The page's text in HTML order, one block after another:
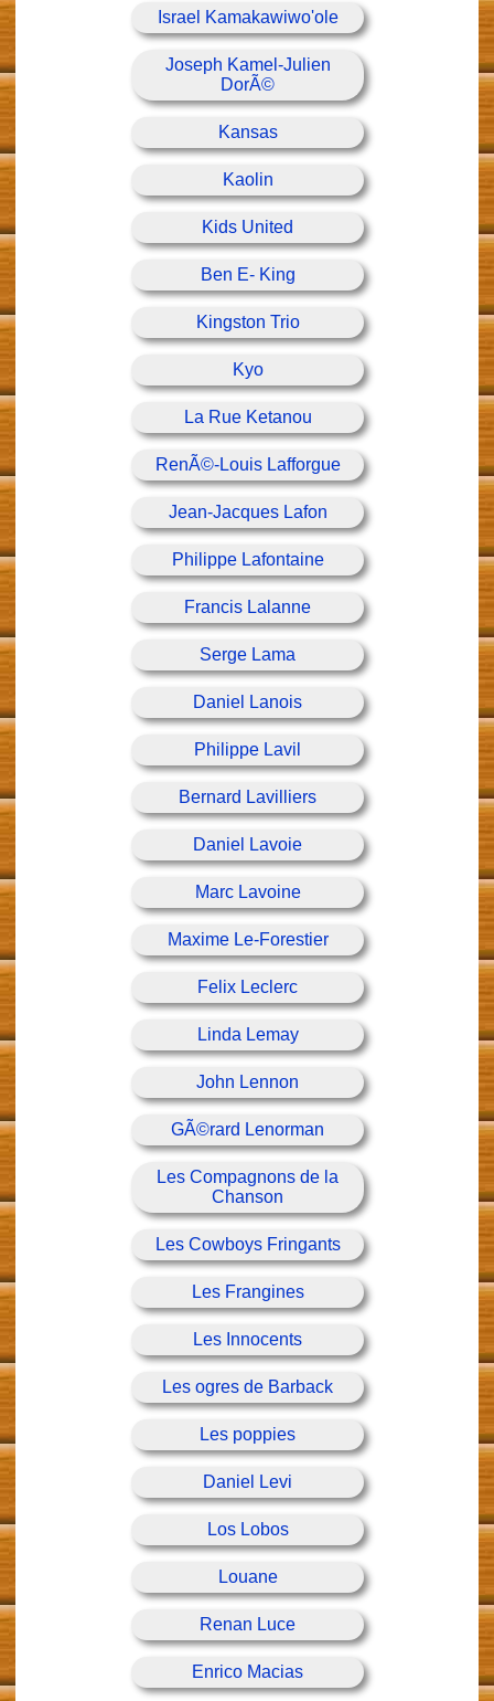
Israel Kamakawiwo'ole
Joseph Kamel-Julien
DorÃ©
Kansas
Kaolin
Kids United
Ben E- King
Kingston Trio
Kyo
La Rue Ketanou
RenÃ©-Louis Lafforgue
Jean-Jacques Lafon
Philippe Lafontaine
Francis Lalanne
Serge Lama
Daniel Lanois
Philippe Lavil
Bernard Lavilliers
Daniel Lavoie
Marc Lavoine
Maxime Le-Forestier
Felix Leclerc
Linda Lemay
John Lennon
GÃ©rard Lenorman
Les Compagnons de la
Chanson
Les Cowboys Fringants
Les Frangines
Les Innocents
Les ogres de Barback
Les poppies
Daniel Levi
Los Lobos
Louane
Renan Luce
Enrico Macias